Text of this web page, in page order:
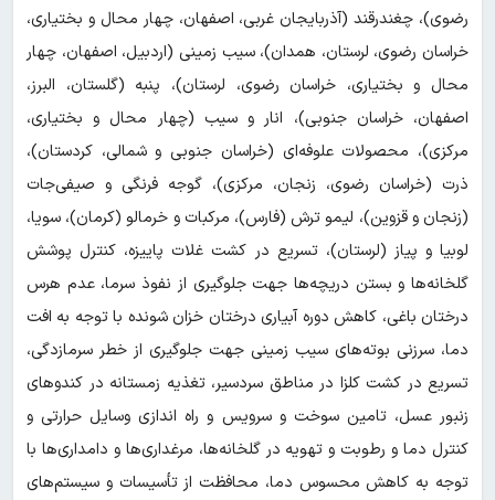
رضوی)، چغندرقند (آذربایجان غربی، اصفهان، چهار محال و بختیاری،
خراسان رضوی، لرستان، همدان)، سیب زمینی (اردبیل، اصفهان، چهار
محال و بختیاری، خراسان رضوی، لرستان)، پنبه (گلستان، البرز،
اصفهان، خراسان جنوبی)، انار و سیب (چهار محال و بختیاری،
مرکزی)، محصولات علوفه‌ای (خراسان جنوبی و شمالی، کردستان)،
ذرت (خراسان رضوی، زنجان، مرکزی)، گوجه فرنگی و صیفی‌جات
(زنجان و قزوین)، لیمو ترش (فارس)، مرکبات و خرمالو (کرمان)، سویا،
لوبیا و پیاز (لرستان)، تسریع در کشت غلات پاییزه، کنترل پوشش
گلخانه‌ها و بستن دریچه‌ها جهت جلوگیری از نفوذ سرما، عدم هرس
درختان باغی، کاهش دوره آبیاری درختان خزان شونده با توجه به افت
دما، سرزنی بوته‌های سیب زمینی جهت جلوگیری از خطر سرمازدگی،
تسریع در کشت کلزا در مناطق سردسیر، تغذیه زمستانه در کندوهای
زنبور عسل، تامین سوخت و سرویس و راه اندازی وسایل حرارتی و
کنترل دما و رطوبت و تهویه در گلخانه‌ها، مرغداری‌ها و دامداری‌ها با
توجه به کاهش محسوس دما، محافظت از تأسیسات و سیستم‌های